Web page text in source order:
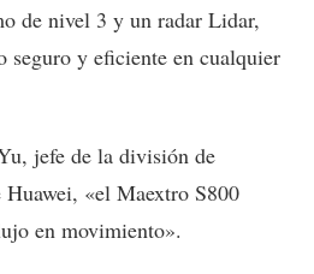
de nivel 3 y un radar Lidar,
seguro y eficiente en cualquier
jefe de la división de
«el Maextro S800
en movimiento».